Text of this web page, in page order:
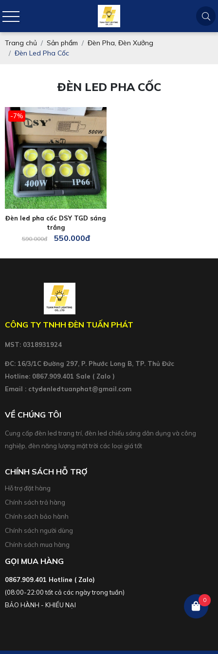
Trang chủ Sản phẩm
Đèn Pha, Đèn Xưởng
Đèn Led Pha Cốc
ĐÈN LED PHA CỐC
-7%
Đèn led pha cốc DSY TGD sáng
trắng
590.000đ 550.000đ
CÔNG TY TNHH ĐÈN TUẤN PHÁT
MST: 0318931924
ĐC: 16/3/1C Đường 297, P. Phước Long B, TP. Thủ Đức
Hotline: 0867.909.401 Sale ( Zalo )
Email : ctydenledtuanphat@gmail.com
VỀ CHÚNG TÔI
Cung cấp đèn led trang trí, đèn led chiếu sáng dân dụng và công
nghiệp, đèn năng lượng mặt trời các loại giá tốt
CHÍNH SÁCH HỖ TRỢ
Hỗ trợ đặt hàng
Chính sách trả hàng
Chính sách bảo hành
Chính sách người dùng
Chính sách mua hàng
GỌI MUA HÀNG
0867.909.401 Hotline ( Zalo)
(08:00-22:00 tất cả các ngày trong tuần)
BẢO HÀNH - KHIẾU NẠI
0